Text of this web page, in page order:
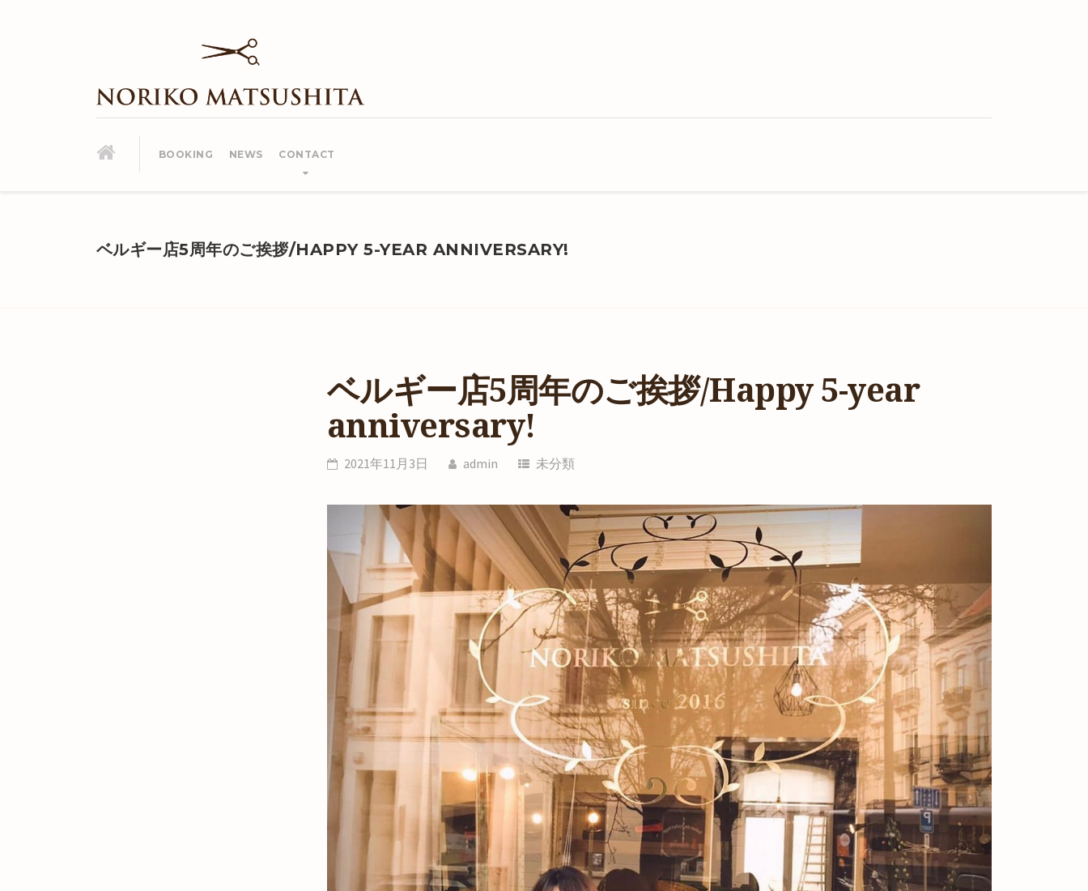
BOOKING NEWS CONTACT
ベルギー店5周年のご挨拶/HAPPY 5-YEAR ANNIVERSARY!
ベルギー店5周年のご挨拶/Happy 5-year
anniversary!
2021年11月3日 admin 未分類